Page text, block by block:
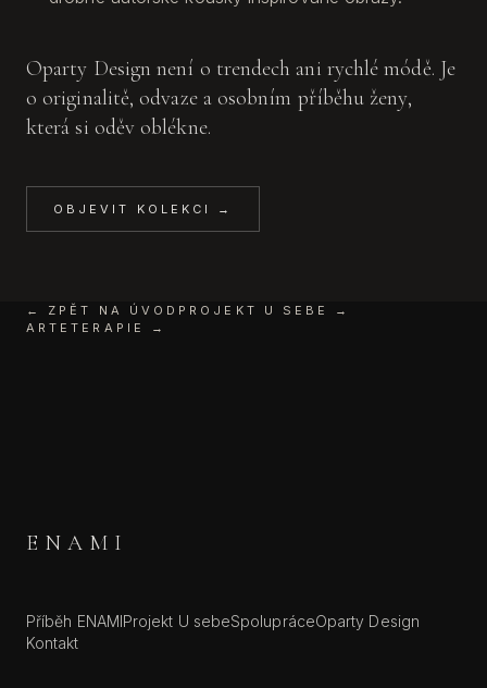
Oparty Design není o trendech ani rychlé módě. Je
o originalitě, odvaze a osobním příběhu ženy,
která si oděv oblékne.
OBJEVIT KOLEKCI →
← ZPĚT NA ÚVOD PROJEKT U SEBE →
ARTETERAPIE →
ENAMI
Příběh ENAMIProjekt U sebeSpolupráceOparty Design
Kontakt